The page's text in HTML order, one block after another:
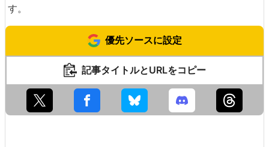
す。
優先ソースに設定
記事タイトルとURLをコピー